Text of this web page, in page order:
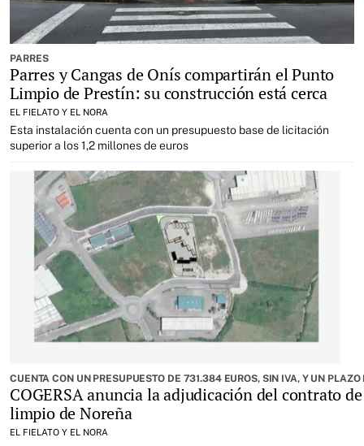
PARRES
Parres y Cangas de Onís compartirán el Punto
Limpio de Prestín: su construcción está cerca
EL FIELATO Y EL NORA
Esta instalación cuenta con un presupuesto base de licitación
superior a los 1,2 millones de euros
CUENTA CON UN PRESUPUESTO DE 731.384 EUROS, SIN IVA, Y UN
COGERSA anuncia la adjudicación del contrato
limpio de Noreña
EL FIELATO Y EL NORA